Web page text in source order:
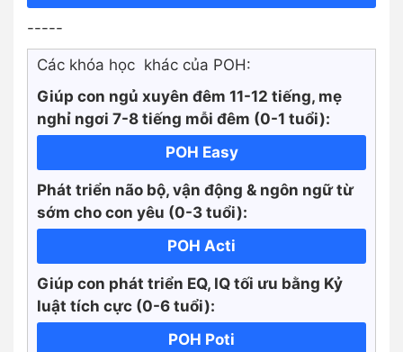
-----
Các khóa học khác của POH:
Giúp con ngủ xuyên đêm 11-12 tiếng, mẹ
nghỉ ngơi 7-8 tiếng mỗi đêm (0-1 tuổi):
POH Easy
Phát triển não bộ, vận động & ngôn ngữ từ
sớm cho con yêu (0-3 tuổi):
POH Acti
Giúp con phát triển EQ, IQ tối ưu bằng Kỷ
luật tích cực (0-6 tuổi):
POH Poti